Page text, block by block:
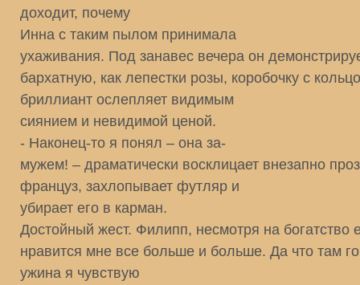
доходит, почему
Инна с таким пылом принимала
ухаживания. Под занавес вечера он
бархатную, как лепестки розы, коробочку с
бриллиант ослепляет видимым
сиянием и невидимой ценой.
- Наконец-то я понял – она за-
мужем! – драматически восклицает внезапно
француз, захлопывает футляр и
убирает его в карман.
Достойный жест. Филипп, несмотря на богатство
нравится мне все больше и больше. Да что там
ужина я чувствую